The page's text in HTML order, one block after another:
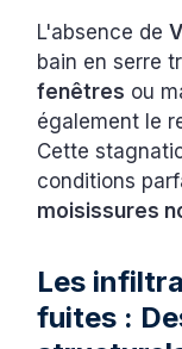
L'absence de
bain en serre
fenêtres ou
également le
Cette
conditions
moisissures
Les
fuites :